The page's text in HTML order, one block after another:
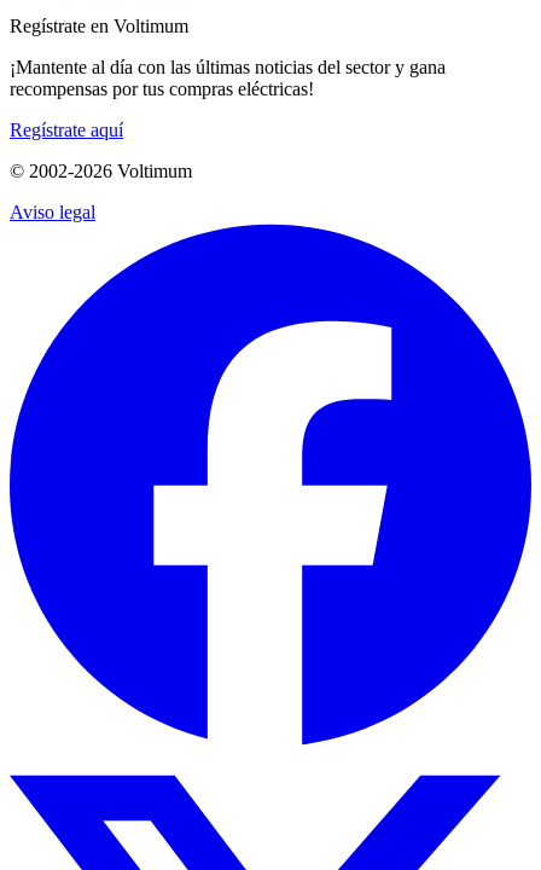
Regístrate en Voltimum
¡Mantente al día con las últimas noticias del sector y gana
recompensas por tus compras eléctricas!
Regístrate aquí
© 2002-2026 Voltimum
Aviso legal